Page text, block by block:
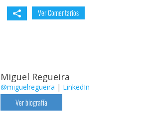
Ver Comentarios
Miguel Regueira
@miguelregueira | LinkedIn
Ver biografía